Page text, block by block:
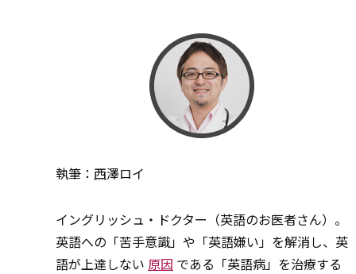
執筆： 西澤ロイ
イングリッシュ・ドクター（英語のお医者さん）。
英語への「苦手意識」や「英語嫌い」を解消し、英
語が上達しない 原因 である「英語病」を治療する